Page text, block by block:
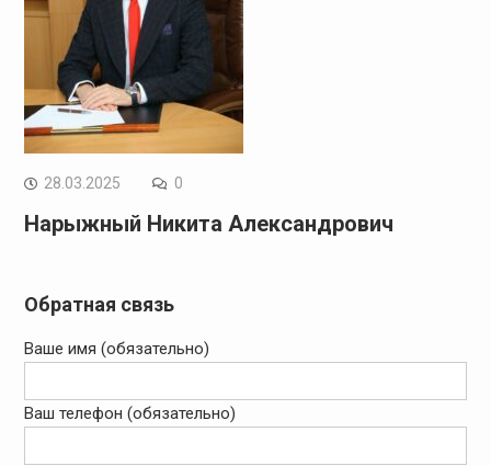
28.03.2025 0
Нарыжный Никита Александрович
Обратная связь
Ваше имя (обязательно)
Ваш телефон (обязательно)